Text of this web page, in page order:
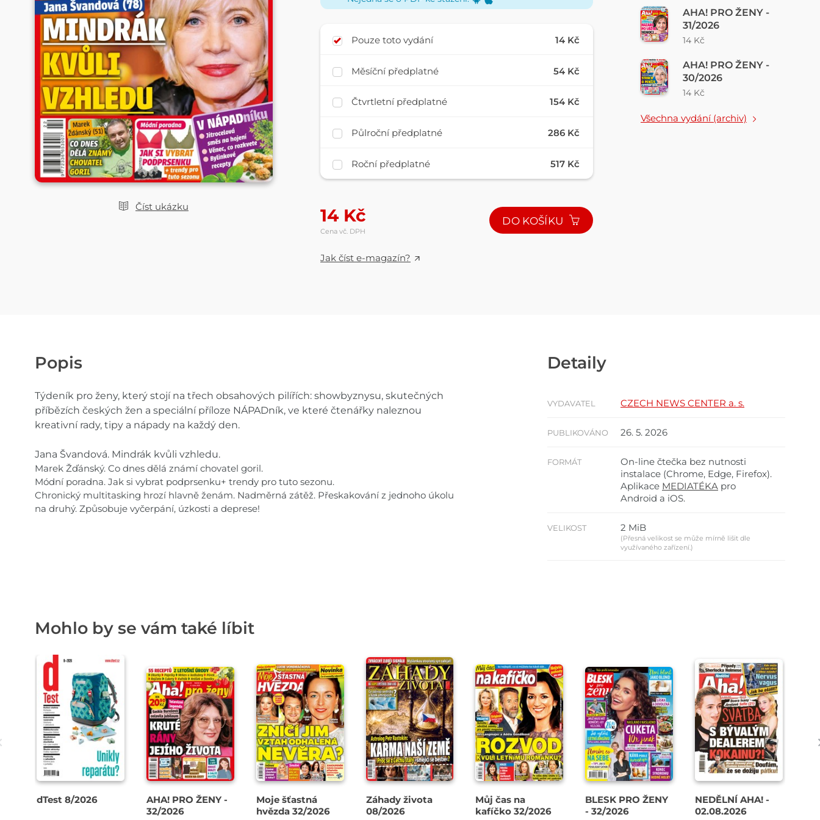
Číst ukázku
Pouze toto vydání 14 Kč
Měsíční předplatné 54 Kč
Čtvrtletní předplatné 154 Kč
Půlroční předplatné 286 Kč
Roční předplatné 517 Kč
14 Kč
Cena vč. DPH
DO KOŠÍKU
Jak číst e-magazín?
AHA! PRO ŽENY -
31/2026
14 Kč
AHA! PRO ŽENY -
30/2026
14 Kč
Všechna vydání (archiv)
Popis
Týdeník pro ženy, který stojí na třech obsahových pilířích: showbyznysu, skutečných
příbězích českých žen a speciální příloze NÁPADník, ve které čtenářky naleznou
kreativní rady, tipy a nápady na každý den.
Jana Švandová. Mindrák kvůli vzhledu.
Marek Žďánský. Co dnes dělá známí chovatel goril.
Módní poradna. Jak si vybrat podprsenku+ trendy pro tuto sezonu.
Chronický multitasking hrozí hlavně ženám. Nadměrná zátěž. Přeskakování z jednoho úkolu
na druhý. Způsobuje vyčerpání, úzkosti a deprese!
Detaily
VYDAVATEL CZECH NEWS CENTER a. s.
PUBLIKOVÁNO 26. 5. 2026
FORMÁT
On-line čtečka bez nutnosti
instalace (Chrome, Edge, Firefox).
Aplikace MEDIATÉKA pro
Android a iOS.
VELIKOST 2 MiB
(Přesná velikost se může mírně lišit dle
využívaného zařízení.)
Mohlo by se vám také líbit
dTest 8/2026
AHA! PRO ŽENY -
32/2026
Moje šťastná
hvězda 32/2026
Záhady života
08/2026
Můj čas na
kafíčko 32/2026
BLESK PRO ŽENY
- 32/2026
NEDĚLNÍ AHA! -
02.08.2026